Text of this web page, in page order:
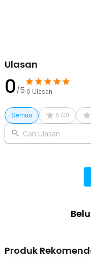
Ulasan
0/5 0 Ulasan
Semua 5 (0)
Cari Ulasan
Produk